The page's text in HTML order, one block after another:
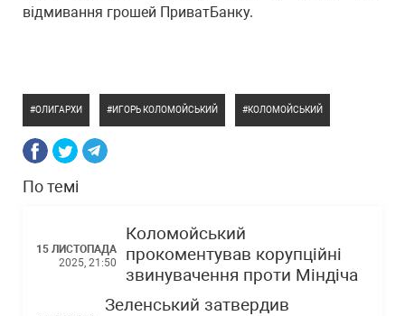
відмивання грошей ПриватБанку.
ОЛИГАРХИ ИГОРЬ КОЛОМОЙСЬКИЙ КОЛОМОЙСЬКИЙ
По темі
15 ЛИСТОПАДА
2025, 21:50
Коломойський
прокоментував корупційні
звинувачення проти Міндіча
Зеленський затвердив